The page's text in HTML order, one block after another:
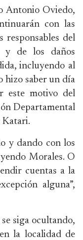
Antonio Oviedo,
con las
responsables del
y de los daños
incluyendo al
hizo saber un día
este motivo del
Departamental
Katari.
y dando con los
Morales. O
cuentas a la
alguna”,
siga ocultando,
la localidad de